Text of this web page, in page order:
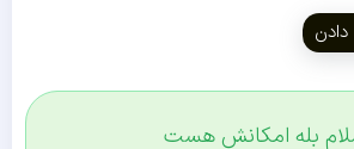
بله امکانش هست